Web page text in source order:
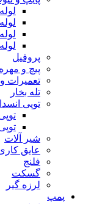
پروفیل
پیچ و مهره
تعمیرات و
تله بخار
توپی
شیر آلات
عایق
فلنج
گسکت
لرزه گیر
پمپ